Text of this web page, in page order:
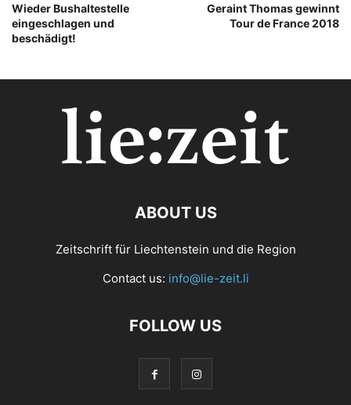
Wieder Bushaltestelle
eingeschlagen und
beschädigt!
Geraint Thomas gewinnt
Tour de France 2018
ABOUT US
Zeitschrift für Liechtenstein und die Region
Contact us: info@lie-zeit.li
FOLLOW US